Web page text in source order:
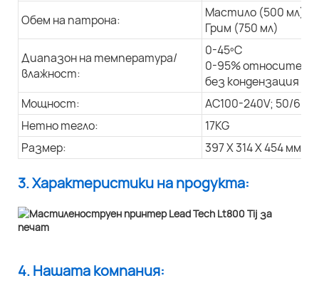
Обем на патрона:
Мастило (500 мл)
Грим (750 мл)
Диапазон на температура/
влажност:
0-45ºC
0-95%
без кондензация
Мощност:
AC100-240V; 50/
Нетно тегло:
17KG
Размер:
397 X 314 X 454 мм
3. Характеристики на продукта:
4. Нашата компания: